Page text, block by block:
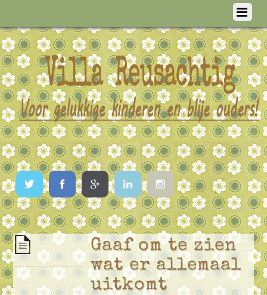
TwitterFacebookGoogleLinkedInInstagram
Gaaf om te zien
wat er allemaal
uitkomt